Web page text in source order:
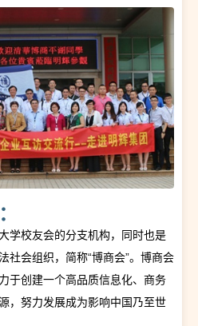
学校友会的分支机构，同时也是
社会组织，简称“博商会”。博商会
于创建一个高品质信息化、商务
，努力发展成为影响中国乃至世